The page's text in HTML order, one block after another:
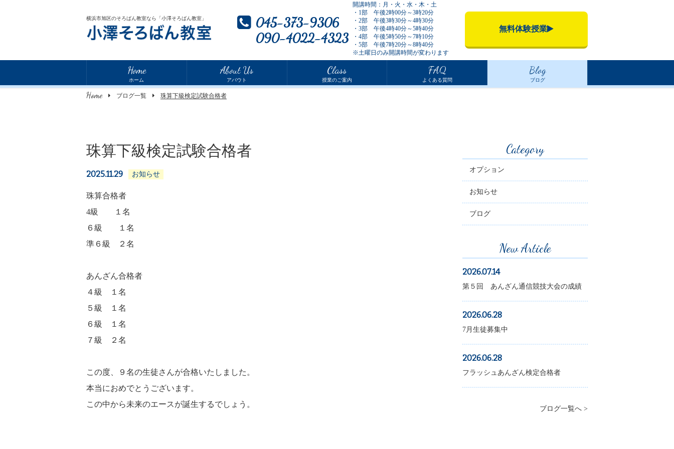
045-373-9306
090-4022-4323
開講時間：月・火・水・木・土
・1部 午後2時00分～3時20分
・2部 午後3時30分～4時30分
・3部 午後4時40分～5時40分
・4部 午後5時50分～7時10分
・5部 午後7時20分～8時40分
※土曜日のみ開講時間が変わります
横浜市旭区のそろばん教室なら「小澤そろばん教室」
無料体験授業
Home
ホーム
About Us
アバウト
Class
授業のご案内
FAQ
よくある質問
Blog
ブログ
Home ブログ一覧 珠算下級検定試験合格者
珠算下級検定試験合格者
2025.11.29 お知らせ
珠算合格者
4級 １名
６級 １名
準６級 ２名
あんざん合格者
４級 １名
５級 １名
６級 １名
７級 ２名
この度、９名の生徒さんが合格いたしました。
本当におめでとうございます。
この中から未来のエースが誕生するでしょう。
Category
オプション
お知らせ
ブログ
New Article
2026.07.14
第５回 あんざん通信競技大会の成績
2026.06.28
7月生徒募集中
2026.06.28
フラッシュあんざん検定合格者
ブログ一覧へ >